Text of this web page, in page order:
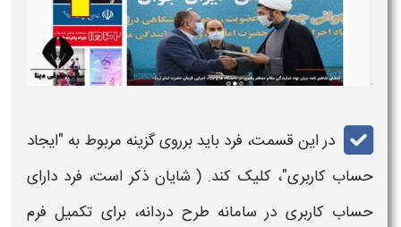
در این قسمت، فرد باید برروی گزینه مربوط به "ایجاد
حساب کاربری"، کلیک کند. ( شایان ذکر است، فرد دارای
حساب کاربری درسامانه طرح دردانه، برای تکمیل فرم